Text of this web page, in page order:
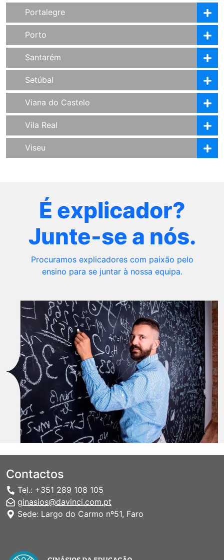
Portalegre
Porto
Santarém
Setúbal
Viana do Castelo
Vila Real
Viseu
É explicador?
Junte-se a nós.
Procuramos explicadores com paixão pelo
ensino para se juntar à nossa equipa.
Contactos
Tel.: +351 289 108 105
ginasios@davinci.com.pt
Sede: Largo do Carmo nº51, Faro